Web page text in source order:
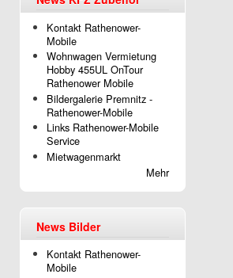
Kontakt Rathenower-
Mobile
Wohnwagen Vermietung
Hobby 455UL OnTour
Rathenower Mobile
Bildergalerie Premnitz -
Rathenower-Mobile
Links Rathenower-Mobile
Service
Mietwagenmarkt
Mehr
News Bilder
Kontakt Rathenower-
Mobile